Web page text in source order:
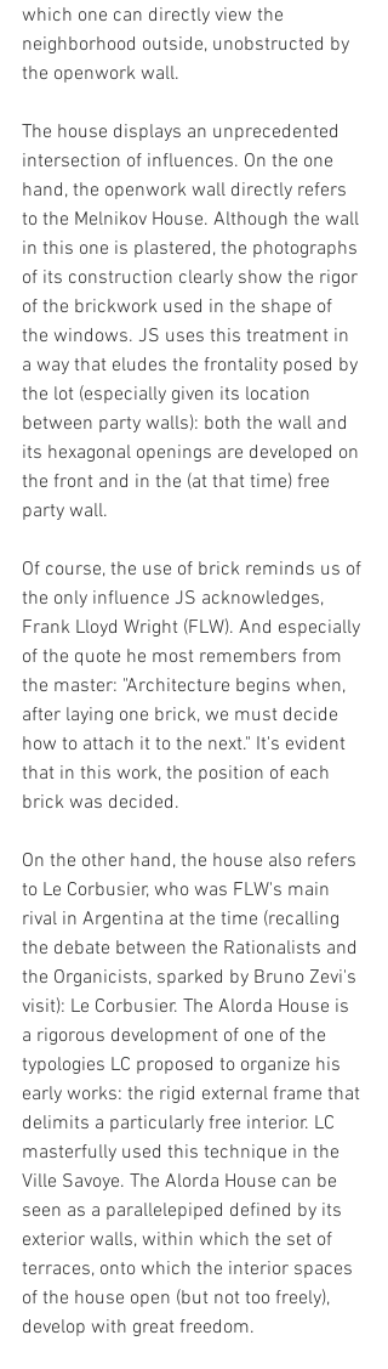
which one can directly view the
neighborhood outside, unobstructed by
the openwork wall.
The house displays an unprecedented
intersection of influences. On the one
hand, the openwork wall directly refers
to the Melnikov House. Although the wall
in this one is plastered, the photographs
of its construction clearly show the rigor
of the brickwork used in the shape of
the windows. JS uses this treatment in
a way that eludes the frontality posed by
the lot (especially given its location
between party walls): both the wall and
its hexagonal openings are developed on
the front and in the (at that time) free
party wall.
Of course, the use of brick reminds us of
the only influence JS acknowledges,
Frank Lloyd Wright (FLW). And especially
of the quote he most remembers from
the master: "Architecture begins when,
after laying one brick, we must decide
how to attach it to the next." It's evident
that in this work, the position of each
brick was decided.
On the other hand, the house also refers
to Le Corbusier, who was FLW's main
rival in Argentina at the time (recalling
the debate between the Rationalists and
the Organicists, sparked by Bruno Zevi's
visit): Le Corbusier. The Alorda House is
a rigorous development of one of the
typologies LC proposed to organize his
early works: the rigid external frame that
delimits a particularly free interior. LC
masterfully used this technique in the
Ville Savoye. The Alorda House can be
seen as a parallelepiped defined by its
exterior walls, within which the set of
terraces, onto which the interior spaces
of the house open (but not too freely),
develop with great freedom.